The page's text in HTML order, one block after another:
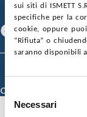
sui siti di ISMETT
specifiche per la
cookie, oppure
“Rifiuta” o
saranno disponibili
Selezione
delNecessari
SEGUICI SU
Facebook
Specializzazione)
Credits